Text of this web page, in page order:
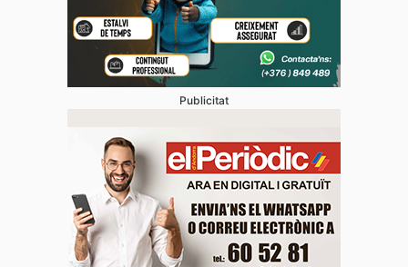
Publicitat